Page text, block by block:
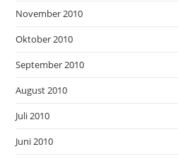
November 2010
Oktober 2010
September 2010
August 2010
Juli 2010
Juni 2010